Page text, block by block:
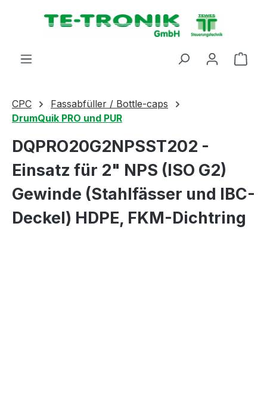
springen
CPC
Fassabfüller / Bottle-caps
DrumQuik PRO und PUR
DQPRO20G2NPSST202 -
Einsatz für 2" NPS (ISO G2)
Gewinde (Stahlfässer und IBC-
Deckel) HDPE, FKM-Dichtring